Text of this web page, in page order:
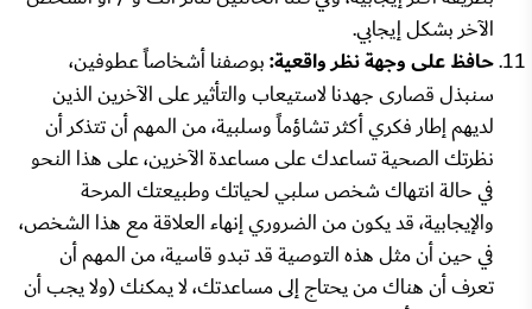
الآخر بشكل إيجابي.
حافظ على وجهة نظر واقعية:بوصفنا أشخاصاً عطوفين،
سنبذل قصارى جهدنا لاستيعاب والتأثير على الآخرين الذين
لديهم إطار فكري أكثر تشاؤماً وسلبية، من المهم أن تتذكر أن
نظرتك الصحية تساعدك على مساعدة الآخرين، على هذا النحو
في حالة انتهاك شخص سلبي لحياتك وطبيعتك المرحة
والإيجابية، قد يكون من الضروري إنهاء العلاقة مع هذا الشخص،
في حين أن مثل هذه التوصية قد تبدو قاسية، من المهم أن
تعرف أن هناك من يحتاج إلى مساعدتك، لا يمكنك (ولا يجب أن